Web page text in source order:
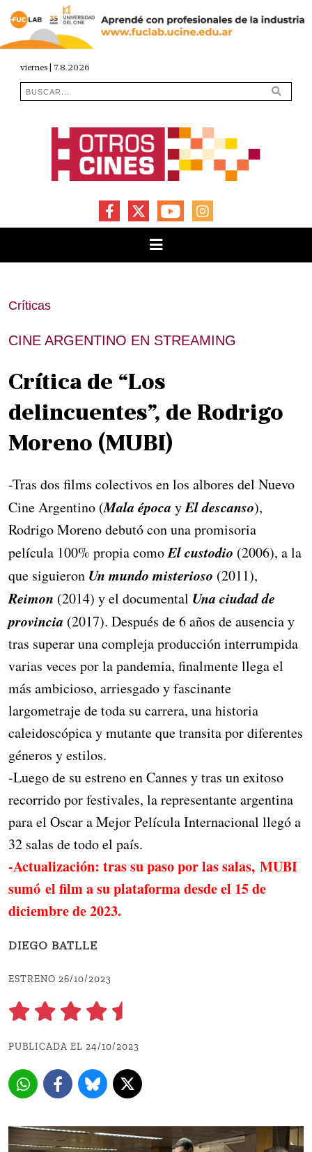
viernes | 7.8.2026
FACEBOOKYOUTUBEINSTAGRAM
Críticas
CINE ARGENTINO EN STREAMING
Crítica de “Los
delincuentes”, de Rodrigo
Moreno (MUBI)
-Tras dos films colectivos en los albores del Nuevo
Cine Argentino (Mala época yEl descanso),
Rodrigo Moreno debutó con una promisoria
película 100% propia comoEl custodio (2006), a la
que siguieron Un mundo misterioso (2011),
Reimon (2014) y el documental Una ciudad de
provincia (2017). Después de 6 años de ausencia y
tras superar una compleja producción interrumpida
varias veces por la pandemia, finalmente llega el
más ambicioso, arriesgado y fascinante
largometraje de toda su carrera, una historia
caleidoscópica y mutante que transita por diferentes
géneros y estilos.
-Luego de su estreno en Cannes y tras un exitoso
recorrido por festivales, la representante argentina
para el Oscar a Mejor Película Internacional llegó a
32 salas de todo el país.
-Actualización: tras su paso por las salas, MUBI
sumó el film a su plataforma desde el 15 de
diciembre de 2023.
DIEGO BATLLE
ESTRENO 26/10/2023
PUBLICADA EL 24/10/2023